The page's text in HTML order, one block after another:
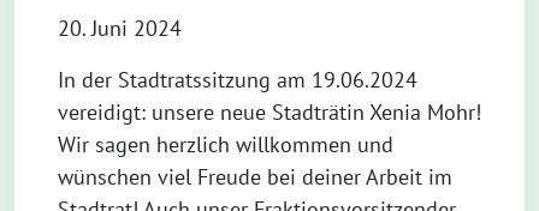
20. Juni 2024
In der Stadtratssitzung am 19.06.2024
vereidigt: unsere neue Stadträtin Xenia Mohr!
Wir sagen herzlich willkommen und
wünschen viel Freude bei deiner Arbeit im